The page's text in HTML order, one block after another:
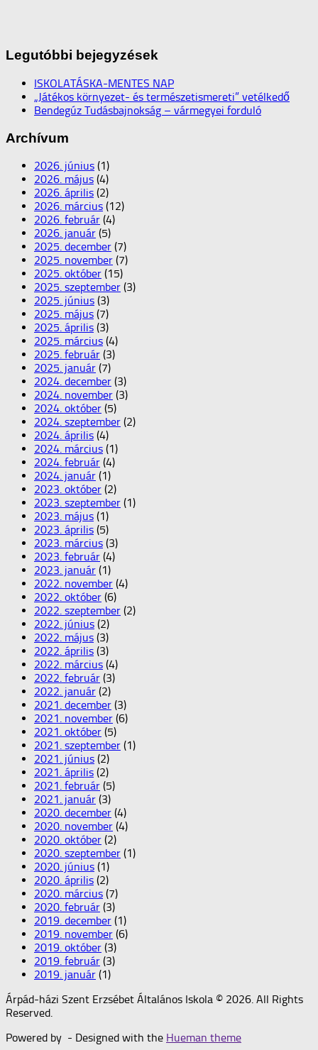
Legutóbbi bejegyzések
ISKOLATÁSKA-MENTES NAP
„Játékos környezet- és természetismereti” vetélkedő
Bendegúz Tudásbajnokság – vármegyei forduló
Archívum
2026. június (1)
2026. május (4)
2026. április (2)
2026. március (12)
2026. február (4)
2026. január (5)
2025. december (7)
2025. november (7)
2025. október (15)
2025. szeptember (3)
2025. június (3)
2025. május (7)
2025. április (3)
2025. március (4)
2025. február (3)
2025. január (7)
2024. december (3)
2024. november (3)
2024. október (5)
2024. szeptember (2)
2024. április (4)
2024. március (1)
2024. február (4)
2024. január (1)
2023. október (2)
2023. szeptember (1)
2023. május (1)
2023. április (5)
2023. március (3)
2023. február (4)
2023. január (1)
2022. november (4)
2022. október (6)
2022. szeptember (2)
2022. június (2)
2022. május (3)
2022. április (3)
2022. március (4)
2022. február (3)
2022. január (2)
2021. december (3)
2021. november (6)
2021. október (5)
2021. szeptember (1)
2021. június (2)
2021. április (2)
2021. február (5)
2021. január (3)
2020. december (4)
2020. november (4)
2020. október (2)
2020. szeptember (1)
2020. június (1)
2020. április (2)
2020. március (7)
2020. február (3)
2019. december (1)
2019. november (6)
2019. október (3)
2019. február (3)
2019. január (1)
Árpád-házi Szent Erzsébet Általános Iskola © 2026. All Rights
Reserved.
Powered by - Designed with the Hueman theme